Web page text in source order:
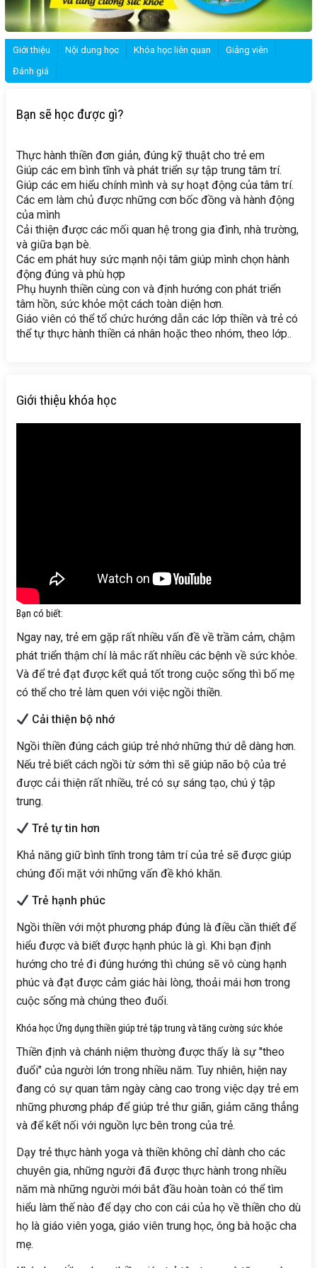
Giới thiệu Nội dung học Khóa học liên quan
Giảng viên
Đánh giá
Bạn sẽ học được gì?
Thực hành thiền đơn giản, đúng kỹ thuật cho trẻ em
Giúp các em bình tĩnh và phát triển sự tập trung tâm trí.
Giúp các em hiểu chính mình và sự hoạt động của tâm trí.
Các em làm chủ được những cơn bốc đồng và hành động
của mình
Cải thiện được các mối quan hệ trong gia đình, nhà trường,
và giữa bạn bè.
Các em phát huy sức mạnh nội tâm giúp mình chọn hành
động đúng và phù hợp
Phụ huynh thiền cùng con và định hướng con phát triển
tâm hồn, sức khỏe một cách toàn diện hơn.
Giáo viên có thể tổ chức hướng dẫn các lớp thiền và trẻ có
thể tự thực hành thiền cá nhân hoặc theo nhóm, theo lớp..
Giới thiệu khóa học
Bạn có biết:
Ngay nay, trẻ em gặp rất nhiều vấn đề về trầm cảm, chậm
phát triển thậm chí là mắc rất nhiều các bệnh về sức khỏe.
Và để trẻ đạt được kết quả tốt trong cuộc sống thì bố mẹ
có thể cho trẻ làm quen với việc ngồi thiền.
Cải thiện bộ nhớ
Ngồi thiền đúng cách giúp trẻ nhớ những thứ dễ dàng hơn.
Nếu trẻ biết cách ngồi từ sớm thì sẽ giúp não bộ của trẻ
được cải thiện rất nhiều, trẻ có sự sáng tạo, chú ý tập
trung.
Trẻ tự tin hơn
Khả năng giữ bình tĩnh trong tâm trí của trẻ sẽ được giúp
chúng đối mặt với những vấn đề khó khăn.
Trẻ hạnh phúc
Ngồi thiền với một phương pháp đúng là điều cần thiết để
hiểu được và biết được hạnh phúc là gì. Khi bạn định
hướng cho trẻ đi đúng hướng thì chúng sẽ vô cùng hạnh
phúc và đạt được cảm giác hài lòng, thoải mái hơn trong
cuộc sống mà chúng theo đuổi.
Khóa học Ứng dụng thiền giúp trẻ tập trung và tăng cường sức khỏe
Thiền định và chánh niệm thường được thấy là sự "theo
đuổi" của người lớn trong nhiều năm. Tuy nhiên, hiện nay
đang có sự quan tâm ngày càng cao trong việc dạy trẻ em
những phương pháp để giúp trẻ thư giãn, giảm căng thẳng
và để kết nối với nguồn lực bên trong của trẻ.
Dạy trẻ thực hành yoga và thiền không chỉ dành cho các
chuyên gia, những người đã được thực hành trong nhiều
năm mà những người mới bắt đầu hoàn toàn có thể tìm
hiểu làm thế nào để dạy cho con cái của họ về thiền cho dù
họ là giáo viên yoga, giáo viên trung học, ông bà hoặc cha
mẹ.